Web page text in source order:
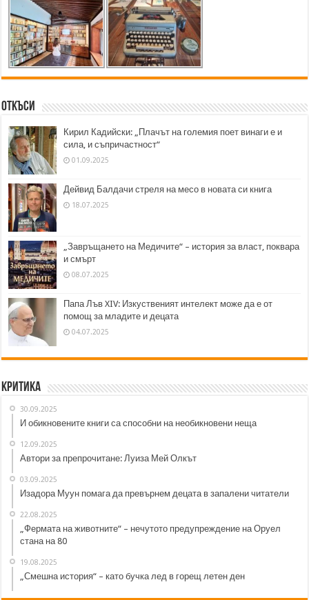
Откъси
Кирил Кадийски: „Плачът на големия поет винаги е и
сила, и съпричастност“
01.09.2025
Дейвид Балдачи стреля на месо в новата си книга
18.07.2025
„Завръщането на Медичите“ – история за власт, поквара
и смърт
08.07.2025
Папа Лъв XIV: Изкуственият интелект може да е от
помощ за младите и децата
04.07.2025
Критика
30.09.2025
И обикновените книги са способни на необикновени неща
12.09.2025
Автори за препрочитане: Луиза Мей Олкът
03.09.2025
Изадора Муун помага да превърнем децата в запалени читатели
22.08.2025
„Фермата на животните“ – нечутото предупреждение на Оруел
стана на 80
19.08.2025
„Смешна история“ – като бучка лед в горещ летен ден